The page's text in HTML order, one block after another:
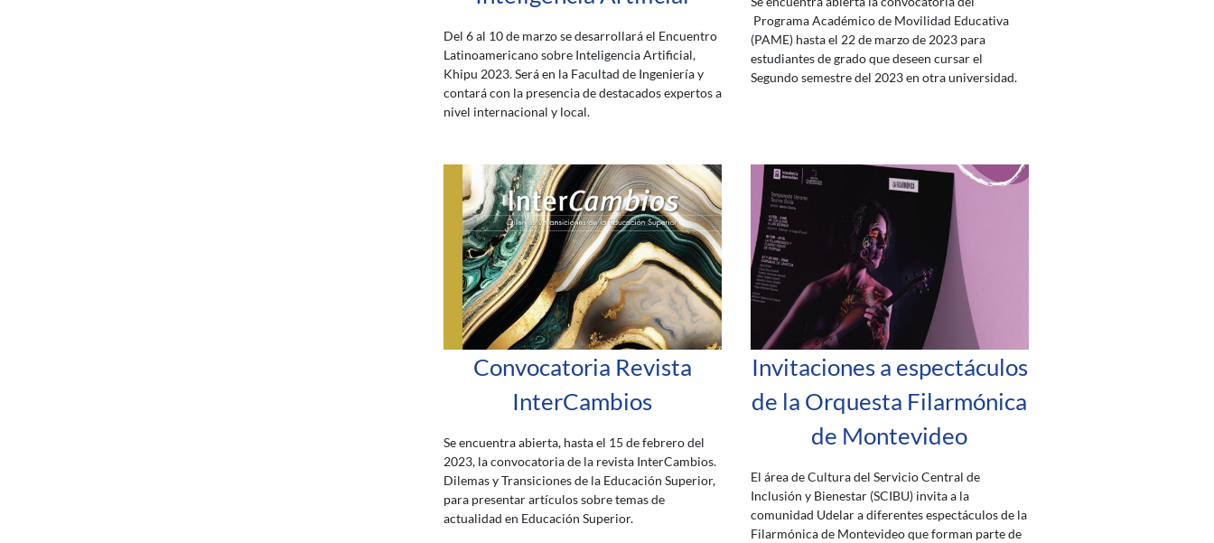
Del 6 al 10 de marzo se desarrollará el Encuentro
Latinoamericano sobre Inteligencia Artificial,
Khipu 2023. Será en la Facultad de Ingeniería y
contará con la presencia de destacados expertos a
nivel internacional y local.
Programa Académico de Movilidad Educativa
(PAME) hasta el 22 de marzo de 2023 para
estudiantes de grado que deseen cursar el
Segundo semestre del 2023 en otra universidad.
Convocatoria Revista
InterCambios
Se encuentra abierta, hasta el 15 de febrero del
2023, la convocatoria de la revista InterCambios.
Dilemas y Transiciones de la Educación Superior,
para presentar artículos sobre temas de
actualidad en Educación Superior.
Invitaciones a espectáculos
de la Orquesta Filarmónica
de Montevideo
El área de Cultura del Servicio Central de
Inclusión y Bienestar (SCIBU) invita a la
comunidad Udelar a diferentes espectáculos de la
Filarmónica de Montevideo que forman parte de